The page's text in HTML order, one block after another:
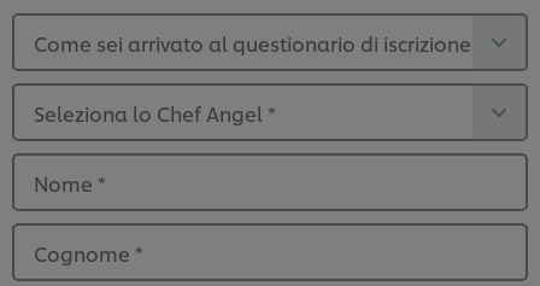
Come sei arrivato al questionario di iscrizione alla newsletter?
Seleziona lo Chef Angel *
Nome *
Cognome *